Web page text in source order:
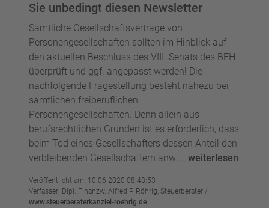
Sie unbedingt diesen Newsletter
Sämtliche Gesellschaftsverträge von
Personengesellschaften sollten im Hinblick auf
den aktuellen Beschluss des VIII. Senats des BFH
überprüft und ggf. angepasst werden! Die
nachfolgende Fragestellung besteht nahezu bei
sämtlichen freiberuflichen
Personengesellschaften. Denn allein aus
berufsrechtlichen Gründen ist es erforderlich, dass
beim Tod eines Gesellschafters dessen Anteil den
verbleibenden Gesellschaftern anw ... weiterlesen
Veröffentlicht am: 10.06.2020 08:43:53
Verfasser: Dipl. Finanzw. Alfred P. Röhrig, Steuerberater /
www.steuerberaterkanzlei-roehrig.de